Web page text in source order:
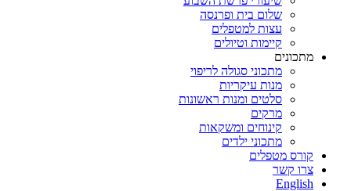
שלום בית ופרנסה
עצות למטפלים
קיימות וטיולים
מתכונים
מתכוני סגולה לריפוי
מנות עיקריות
סלטים ומנות ראשונות
מרקים
קינוחים ומשקאות
מתכוני ילדים
קורס מטפלים
צרו קשר
English